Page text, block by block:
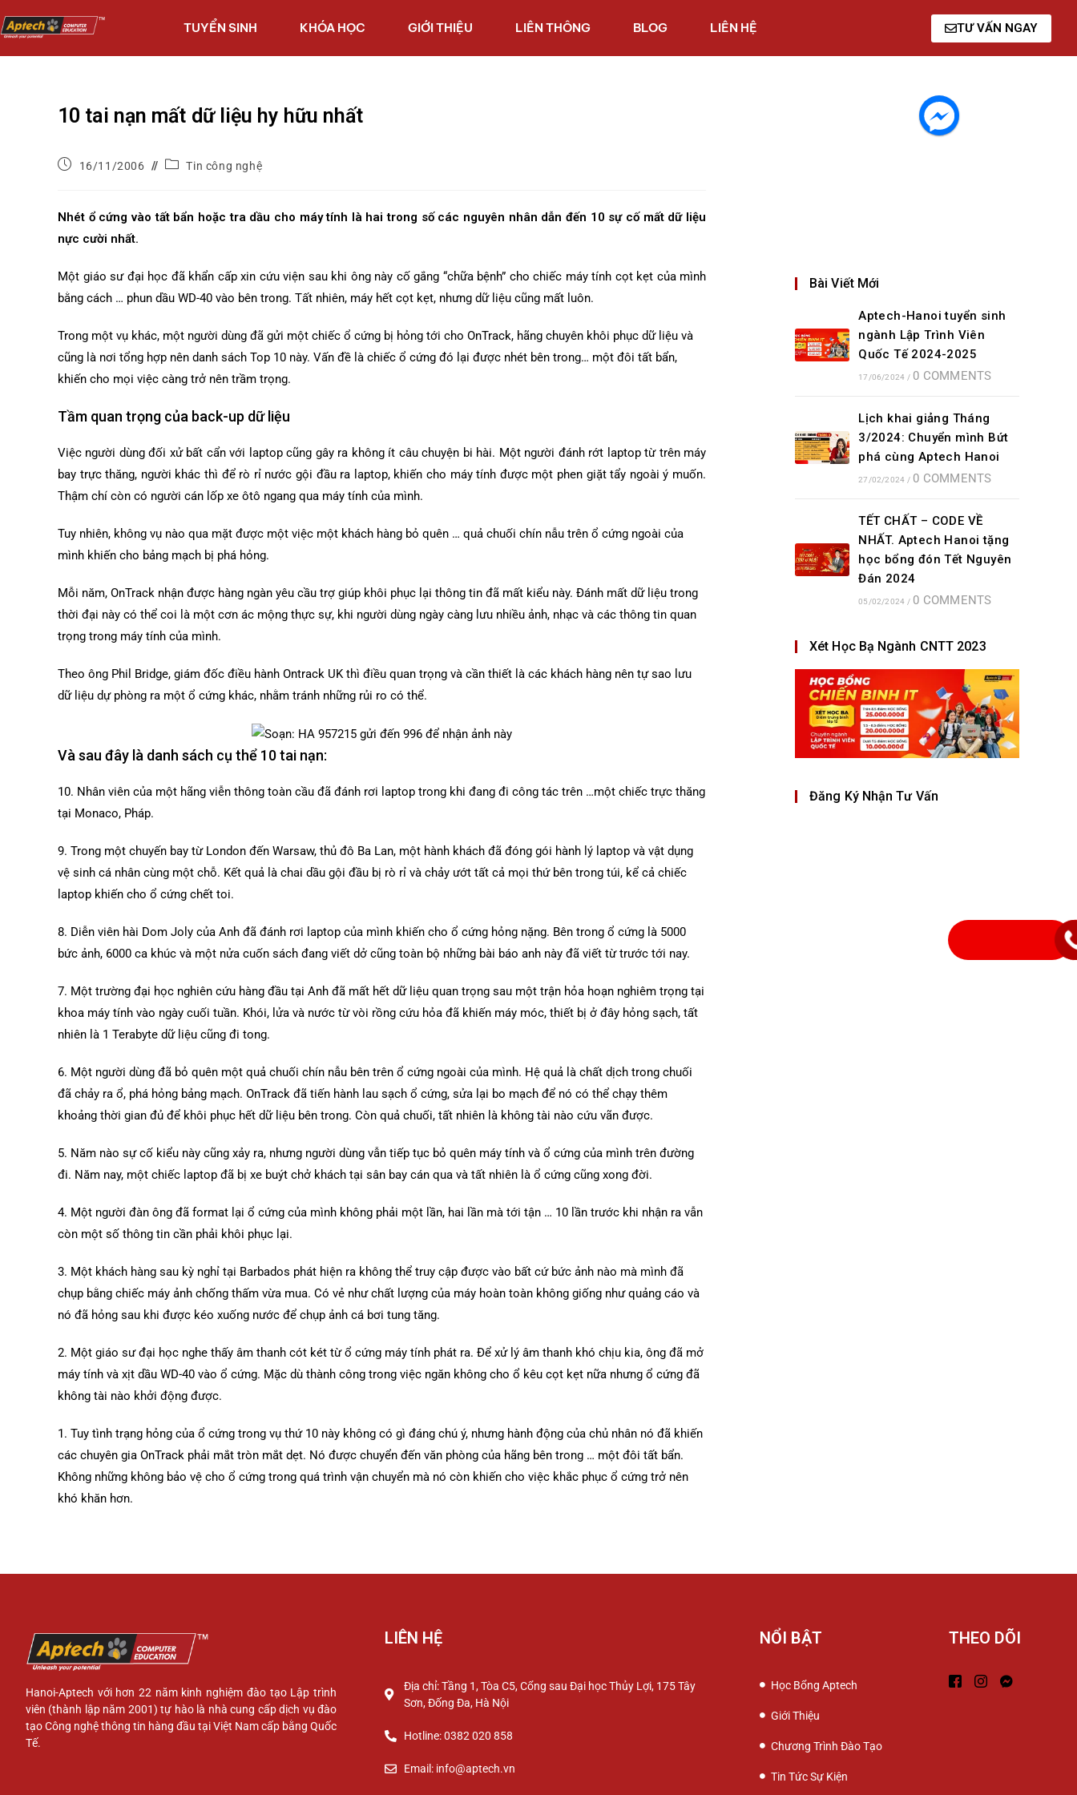
TUYỂN SINH KHÓA HỌC GIỚI THIỆU LIÊN THÔNG BLOG LIÊN HỆ TƯ VẤN NGAY
10 tai nạn mất dữ liệu hy hữu nhất
16/11/2006 Tin công nghệ
Nhét ổ cứng vào tất bẩn hoặc tra dầu cho máy tính là hai trong số các nguyên nhân dẫn đến 10 sự cố mất dữ liệu
nực cười nhất.
Một giáo sư đại học đã khẩn cấp xin cứu viện sau khi ông này cố gắng “chữa bệnh” cho chiếc máy tính cọt kẹt của mình
bằng cách … phun dầu WD-40 vào bên trong. Tất nhiên, máy hết cọt kẹt, nhưng dữ liệu cũng mất luôn.
Trong một vụ khác, một người dùng đã gửi một chiếc ổ cứng bị hỏng tới cho OnTrack, hãng chuyên khôi phục dữ liệu và
cũng là nơi tổng hợp nên danh sách Top 10 này. Vấn đề là chiếc ổ cứng đó lại được nhét bên trong… một đôi tất bẩn,
khiến cho mọi việc càng trở nên trầm trọng.
Tầm quan trọng của back-up dữ liệu
Việc người dùng đối xử bất cẩn với laptop cũng gây ra không ít câu chuyện bi hài. Một người đánh rớt laptop từ trên máy
bay trực thăng, người khác thì để rò rỉ nước gội đầu ra laptop, khiến cho máy tính được một phen giặt tẩy ngoài ý muốn.
Thậm chí còn có người cán lốp xe ôtô ngang qua máy tính của mình.
Tuy nhiên, không vụ nào qua mặt được một việc một khách hàng bỏ quên … quả chuối chín nẫu trên ổ cứng ngoài của
mình khiến cho bảng mạch bị phá hỏng.
Mỗi năm, OnTrack nhận được hàng ngàn yêu cầu trợ giúp khôi phục lại thông tin đã mất kiểu này. Đánh mất dữ liệu trong
thời đại này có thể coi là một cơn ác mộng thực sự, khi người dùng ngày càng lưu nhiều ảnh, nhạc và các thông tin quan
trọng trong máy tính của mình.
Theo ông Phil Bridge, giám đốc điều hành Ontrack UK thì điều quan trọng và cần thiết là các khách hàng nên tự sao lưu
dữ liệu dự phòng ra một ổ cứng khác, nhằm tránh những rủi ro có thể.
Và sau đây là danh sách cụ thể 10 tai nạn:
10. Nhân viên của một hãng viễn thông toàn cầu đã đánh rơi laptop trong khi đang đi công tác trên …một chiếc trực thăng
tại Monaco, Pháp.
9. Trong một chuyến bay từ London đến Warsaw, thủ đô Ba Lan, một hành khách đã đóng gói hành lý laptop và vật dụng
vệ sinh cá nhân cùng một chỗ. Kết quả là chai dầu gội đầu bị rò rỉ và chảy ướt tất cả mọi thứ bên trong túi, kể cả chiếc
laptop khiến cho ổ cứng chết toi.
8. Diễn viên hài Dom Joly của Anh đã đánh rơi laptop của mình khiến cho ổ cứng hỏng nặng. Bên trong ổ cứng là 5000
bức ảnh, 6000 ca khúc và một nửa cuốn sách đang viết dở cũng toàn bộ những bài báo anh này đã viết từ trước tới nay.
7. Một trường đại học nghiên cứu hàng đầu tại Anh đã mất hết dữ liệu quan trọng sau một trận hỏa hoạn nghiêm trọng tại
khoa máy tính vào ngày cuối tuần. Khói, lửa và nước từ vòi rồng cứu hỏa đã khiến máy móc, thiết bị ở đây hỏng sạch, tất
nhiên là 1 Terabyte dữ liệu cũng đi tong.
6. Một người dùng đã bỏ quên một quả chuối chín nẫu bên trên ổ cứng ngoài của mình. Hệ quả là chất dịch trong chuối
đã chảy ra ổ, phá hỏng bảng mạch. OnTrack đã tiến hành lau sạch ổ cứng, sửa lại bo mạch để nó có thể chạy thêm
khoảng thời gian đủ để khôi phục hết dữ liệu bên trong. Còn quả chuối, tất nhiên là không tài nào cứu vãn được.
5. Năm nào sự cố kiểu này cũng xảy ra, nhưng người dùng vẫn tiếp tục bỏ quên máy tính và ổ cứng của mình trên đường
đi. Năm nay, một chiếc laptop đã bị xe buýt chở khách tại sân bay cán qua và tất nhiên là ổ cứng cũng xong đời.
4. Một người đàn ông đã format lại ổ cứng của mình không phải một lần, hai lần mà tới tận … 10 lần trước khi nhận ra vẫn
còn một số thông tin cần phải khôi phục lại.
3. Một khách hàng sau kỳ nghỉ tại Barbados phát hiện ra không thể truy cập được vào bất cứ bức ảnh nào mà mình đã
chụp bằng chiếc máy ảnh chống thấm vừa mua. Có vẻ như chất lượng của máy hoàn toàn không giống như quảng cáo và
nó đã hỏng sau khi được kéo xuống nước để chụp ảnh cá bơi tung tăng.
2. Một giáo sư đại học nghe thấy âm thanh cót két từ ổ cứng máy tính phát ra. Để xử lý âm thanh khó chịu kia, ông đã mở
máy tính và xịt dầu WD-40 vào ổ cứng. Mặc dù thành công trong việc ngăn không cho ổ kêu cọt kẹt nữa nhưng ổ cứng đã
không tài nào khởi động được.
1. Tuy tình trạng hỏng của ổ cứng trong vụ thứ 10 này không có gì đáng chú ý, nhưng hành động của chủ nhân nó đã khiến
các chuyên gia OnTrack phải mắt tròn mắt dẹt. Nó được chuyển đến văn phòng của hãng bên trong … một đôi tất bẩn.
Không những không bảo vệ cho ổ cứng trong quá trình vận chuyển mà nó còn khiến cho việc khắc phục ổ cứng trở nên
khó khăn hơn.
Bài Viết Mới
Aptech-Hanoi tuyển sinh
ngành Lập Trình Viên
Quốc Tế 2024-2025
17/06/2024 / 0 COMMENTS
Lịch khai giảng Tháng
3/2024: Chuyển mình Bứt
phá cùng Aptech Hanoi
27/02/2024 / 0 COMMENTS
TẾT CHẤT – CODE VỀ
NHẤT. Aptech Hanoi tặng
học bổng đón Tết Nguyên
Đán 2024
05/02/2024 / 0 COMMENTS
Xét Học Bạ Ngành CNTT 2023
Đăng Ký Nhận Tư Vấn
Hanoi-Aptech với hơn 22 năm kinh nghiệm đào tạo Lập trình
viên (thành lập năm 2001) tự hào là nhà cung cấp dịch vụ đào
tạo Công nghệ thông tin hàng đầu tại Việt Nam cấp bằng Quốc
Tế.
LIÊN HỆ
Địa chỉ: Tầng 1, Tòa C5, Cổng sau Đại học Thủy Lợi, 175 Tây
Sơn, Đống Đa, Hà Nội
Hotline: 0382 020 858
Email: info@aptech.vn
NỔI BẬT
Học Bổng Aptech
Giới Thiệu
Chương Trình Đào Tạo
Tin Tức Sự Kiện
THEO DÕI